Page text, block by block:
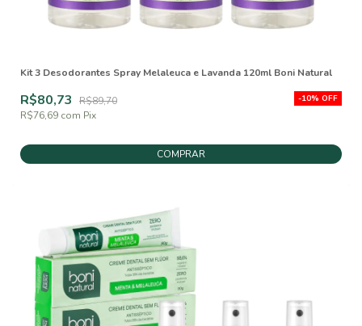
Kit 3 Desodorantes Spray Melaleuca e Lavanda 120ml Boni Natural
-10% OFF
R$80,73
R$89,70
R$76,69 com Pix